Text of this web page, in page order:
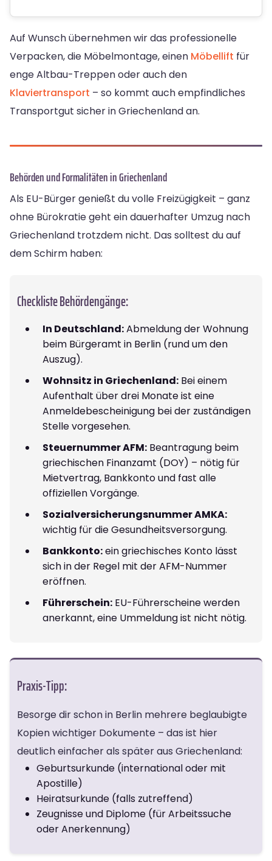
Auf Wunsch übernehmen wir das professionelle
Verpacken, die Möbelmontage, einen Möbellift für
enge Altbau-Treppen oder auch den
Klaviertransport – so kommt auch empfindliches
Transportgut sicher in Griechenland an.
Behörden und Formalitäten in Griechenland
Als EU-Bürger genießt du volle Freizügigkeit – ganz
ohne Bürokratie geht ein dauerhafter Umzug nach
Griechenland trotzdem nicht. Das solltest du auf
dem Schirm haben:
Checkliste Behördengänge:
In Deutschland:Abmeldung der Wohnung
beim Bürgeramt in Berlin (rund um den
Auszug).
Wohnsitz in Griechenland: Bei einem
Aufenthalt über drei Monate ist eine
Anmeldebescheinigung bei der zuständigen
Stelle vorgesehen.
Steuernummer AFM: Beantragung beim
griechischen Finanzamt (DOY) – nötig für
Mietvertrag, Bankkonto und fast alle
offiziellen Vorgänge.
Sozialversicherungsnummer AMKA:
wichtig für die Gesundheitsversorgung.
Bankkonto:ein griechisches Konto lässt
sich in der Regel mit der AFM-Nummer
eröffnen.
Führerschein: EU-Führerscheine werden
anerkannt, eine Ummeldung ist nicht nötig.
Praxis-Tipp:
Besorge dir schon in Berlin mehrere beglaubigte
Kopien wichtiger Dokumente – das ist hier
deutlich einfacher als später aus Griechenland:
Geburtsurkunde (international oder mit
Apostille)
Heiratsurkunde (falls zutreffend)
Zeugnisse und Diplome (für Arbeitssuche
oder Anerkennung)